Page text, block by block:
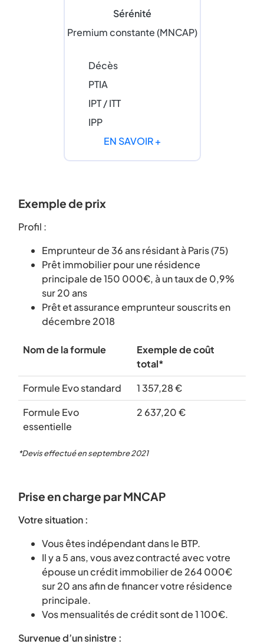
Sérénité
Premium constante (MNCAP)
Décès
PTIA
IPT / ITT
IPP
EN SAVOIR +
Exemple de prix
Profil :
Emprunteur de 36 ans résidant à Paris (75)
Prêt immobilier pour une résidence
principale de 150 000€, à un taux de 0,9%
sur 20 ans
Prêt et assurance emprunteur souscrits en
décembre 2018
Nom de la formule
Exemple de coût
total*
Formule Evo standard
1 357,28 €
Formule Evo
essentielle
2 637,20 €
*Devis effectué en septembre 2021
Prise en charge par MNCAP
Votre situation :
Vous êtes indépendant dans le BTP.
Il y a 5 ans, vous avez contracté avec votre
épouse un crédit immobilier de 264 000€
sur 20 ans afin de financer votre résidence
principale.
Vos mensualités de crédit sont de 1 100€.
Survenue d’un sinistre :